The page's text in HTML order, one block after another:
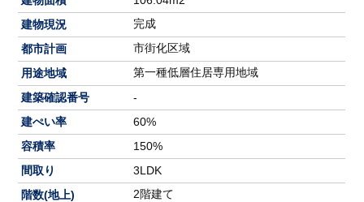
建物現況
完成
都市計画
市街化区域
用途地域
第一種低層住居専用地域
建築確認番号
-
建ぺい率
60%
容積率
150%
間取り
3LDK
階数(地上)
2階建て